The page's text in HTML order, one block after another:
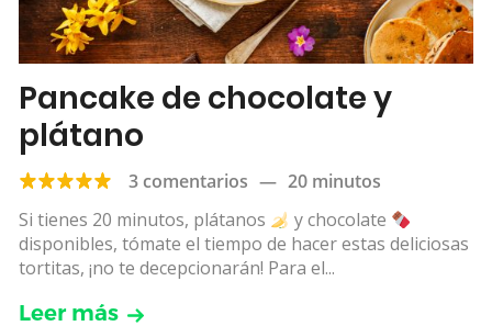
Pancake de chocolate y
plátano
3 comentarios — 20 minutos
Si tienes 20 minutos, plátanos
y chocolate
disponibles, tómate el tiempo de hacer estas deliciosas
tortitas, ¡no te decepcionarán! Para el...
Leer más